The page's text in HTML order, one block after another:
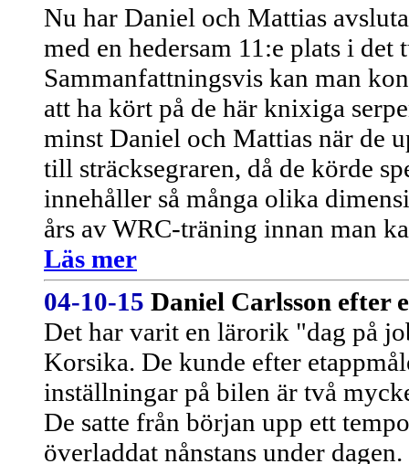
Nu har Daniel och Mattias
med en hedersam 11:e plats i
Sammanfattningsvis kan man
att ha kört på de här knixiga
minst Daniel och Mattias när de
till sträcksegraren, då de körde
innehåller så många olika
års av WRC-träning innan man
Läs mer
04-10-15 Daniel Carlsson efter
Det har varit en lärorik "dag på
Korsika. De kunde efter
inställningar på bilen är två
De satte från början upp ett
överladdat nånstans under